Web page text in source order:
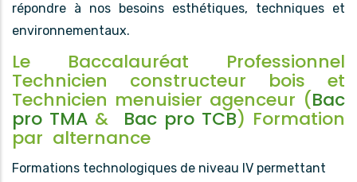
répondre à nos besoins esthétiques, techniques et
environnementaux.
Le Baccalauréat Professionnel
Technicien constructeur bois et
Technicien menuisier agenceur (Bac
pro TMA & Bac pro TCB) Formation
par alternance
Formations technologiques de niveau IV permettant